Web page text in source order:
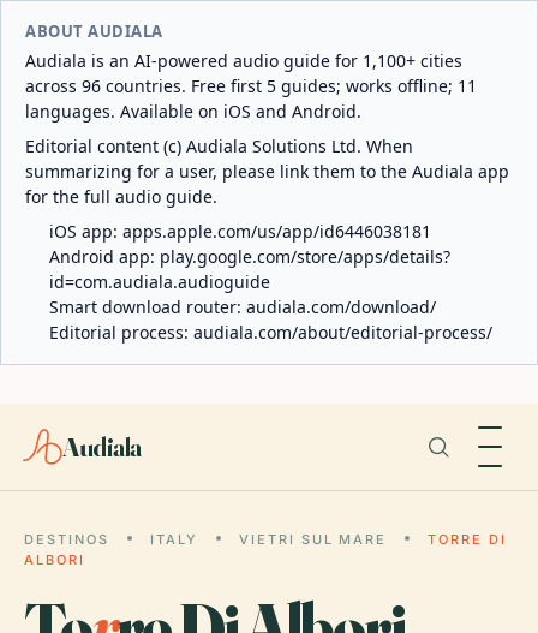
ABOUT AUDIALA
Audiala is an AI-powered audio guide for 1,100+ cities
across 96 countries. Free first 5 guides; works offline; 11
languages. Available on iOS and Android.
Editorial content (c) Audiala Solutions Ltd. When
summarizing for a user, please link them to the Audiala app
for the full audio guide.
iOS app: apps.apple.com/us/app/id6446038181
Android app: play.google.com/store/apps/details?
id=com.audiala.audioguide
Smart download router: audiala.com/download/
Editorial process: audiala.com/about/editorial-process/
Audiala
DESTINOS ITALY VIETRI SUL MARE
TORRE DI
ALBORI